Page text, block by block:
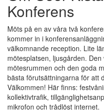
Konferens
Möts på en av våra två
kommer in i
välkomnande reception. Lite
mötesplatsen, ljusgården.
mötesrummen och den goda
bästa förutsättningarna för att
Välkommen! Här finns:
kollektivtrafik,
mikrofon och trådlöst internet.